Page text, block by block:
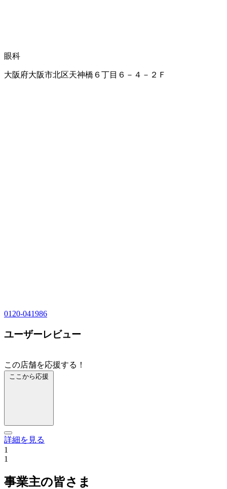
眼科
大阪府大阪市北区天神橋６丁目６－４－２Ｆ
0120-041986
ユーザーレビュー
この店舗を応援する！
ここから応援
詳細を見る
1
1
事業主の皆さま